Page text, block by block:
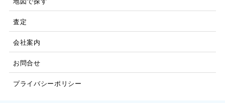
査定
会社案内
お問合せ
プライバシーポリシー